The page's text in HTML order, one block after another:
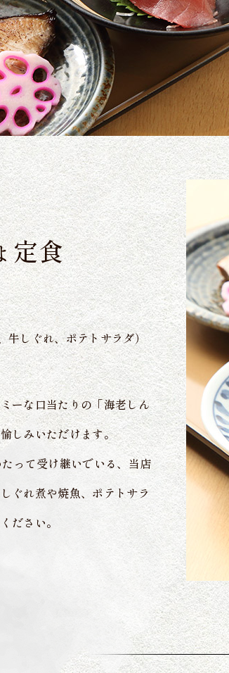
定食
牛しぐれ、ポテトサラダ）
ーな口当たりの「海老しん
しみいただけます。
って受け継いでいる、当店
ぐれ煮や焼魚、ポテトサラ
ださい。